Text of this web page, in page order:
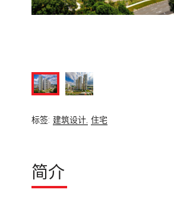
标签: 建筑设计, 住宅
简介